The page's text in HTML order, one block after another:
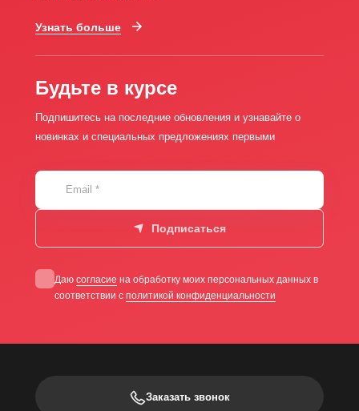
Узнать больше
Будьте в курсе
Подпишитесь на последние обновления и узнавайте о
новинках и специальных предложениях первыми
Email *
Подписаться
Даю согласие на обработку моих персональных данных в
соответствии с политикой конфиденциальности
Заказать звонок